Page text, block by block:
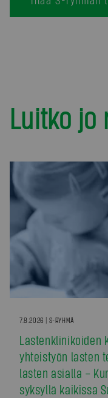
Luitko jo
7.8.2026 | S-RYHMÄ
Lastenklinikoiden
yhteistyön lasten
lasten asialla –
syksyllä kaikissa